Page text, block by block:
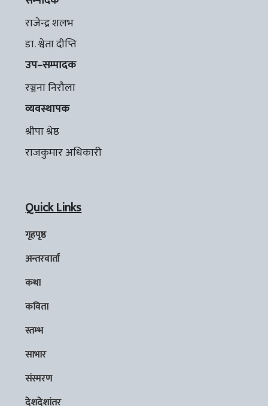
राजेन्द्र शलभ
डा. श्वेता दीप्ति
उप–सम्पादक
रञ्जना निरौला
व्यवस्थापक
श्रीपा श्रेष्ठ
राजकुमार अधिकारी
Quick Links
गृहपृष्ठ
अन्तरवार्ता
कथा
कविता
स्तम्भ
साभार
संस्मरण
देशदेशांतर